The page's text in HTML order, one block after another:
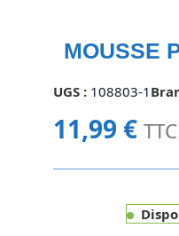
MOUSSE
UGS : 108803-1
11,99 €